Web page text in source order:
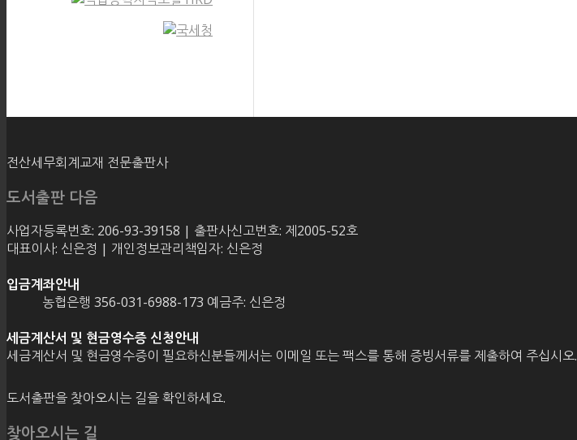
전산세무회계교재 전문출판사
도서출판 다음
사업자등록번호: 206-93-39158 | 출판사신고번호: 제2005-52호
대표이사: 신은정 | 개인정보관리책임자: 신은정
입금계좌안내
농협은행 356-031-6988-173 예금주: 신은정
세금계산서 및 현금영수증 신청안내
세금계산서 및 현금영수증이 필요하신분들께서는 이메일 또는 팩스를 통해 증빙서류를 제출하여 주십시오.
도서출판을 찾아오시는 길을 확인하세요.
찾아오시는 길